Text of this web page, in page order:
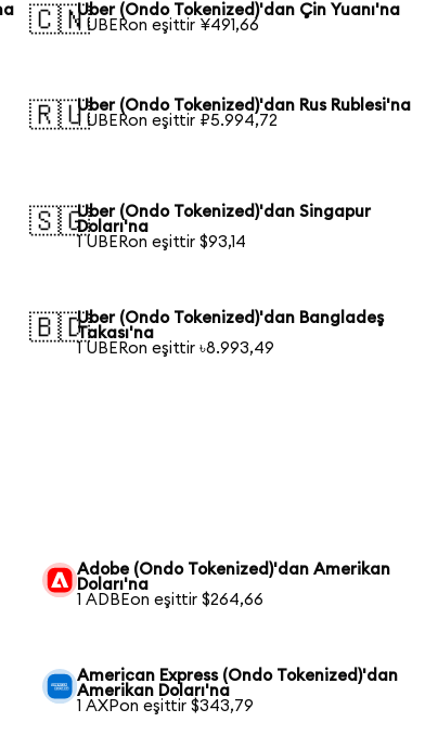
🇨🇳Uber (Ondo Tokenized)'dan Çin Yuanı'na
1 UBERon eşittir ¥491,66
🇷🇺Uber (Ondo Tokenized)'dan Rus Rublesi'na
1 UBERon eşittir ₽5.994,72
🇸🇬Uber (Ondo Tokenized)'dan Singapur
Doları'na
1 UBERon eşittir $93,14
🇧🇩Uber (Ondo Tokenized)'dan Bangladeş
Takası'na
1 UBERon eşittir ৳8.993,49
Adobe (Ondo Tokenized)'dan Amerikan
Doları'na
1 ADBEon eşittir $264,66
American Express (Ondo Tokenized)'dan
Amerikan Doları'na
1 AXPon eşittir $343,79